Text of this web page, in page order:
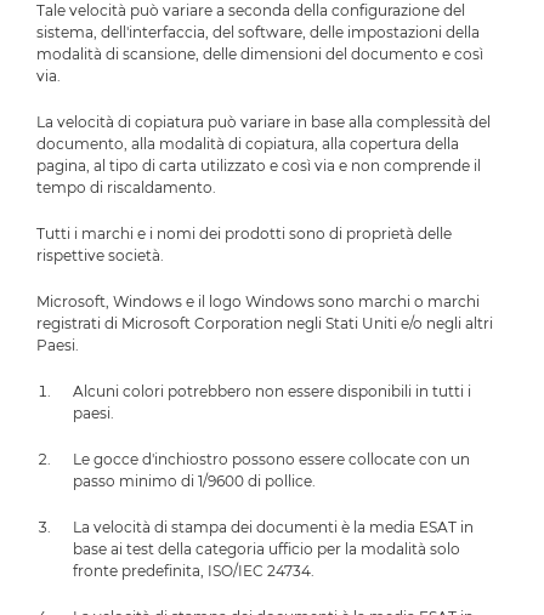
Tale velocità può variare a seconda della configurazione del
sistema, dell'interfaccia, del software, delle impostazioni della
modalità di scansione, delle dimensioni del documento e così
via.
La velocità di copiatura può variare in base alla complessità del
documento, alla modalità di copiatura, alla copertura della
pagina, al tipo di carta utilizzato e così via e non comprende il
tempo di riscaldamento.
Tutti i marchi e i nomi dei prodotti sono di proprietà delle
rispettive società.
Microsoft, Windows e il logo Windows sono marchi o marchi
registrati di Microsoft Corporation negli Stati Uniti e/o negli altri
Paesi.
Alcuni colori potrebbero non essere disponibili in tutti i
paesi.
Le gocce d'inchiostro possono essere collocate con un
passo minimo di 1/9600 di pollice.
La velocità di stampa dei documenti è la media ESAT in
base ai test della categoria ufficio per la modalità solo
fronte predefinita, ISO/IEC 24734.